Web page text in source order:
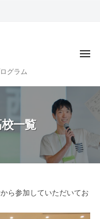
グラム
メ
一覧
ら参加していただいてお